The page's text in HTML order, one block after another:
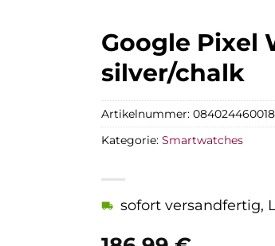
Google Pixel
silver/chalk
sofort versandfertig,
Artikelnummer:
Kategorie: Smartwatches